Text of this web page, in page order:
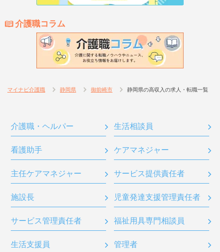
介護職コラム
マイナビ介護職 静岡県 御前崎市 静岡県の高収入の求人・転職一覧
介護職・ヘルパー 生活相談員
看護助手 ケアマネジャー
主任ケアマネジャー サービス提供責任者
施設長 児童発達支援管理責任者
サービス管理責任者 福祉用具専門相談員
生活支援員 管理者